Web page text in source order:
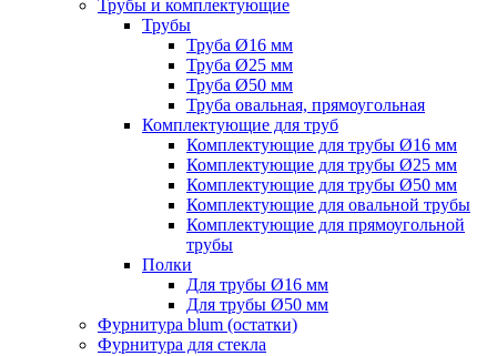
Трубы и комплектующие
Трубы
Труба Ø16 мм
Труба Ø25 мм
Труба Ø50 мм
Труба овальная, прямоугольная
Комплектующие для труб
Комплектующие для трубы Ø16 мм
Комплектующие для трубы Ø25 мм
Комплектующие для трубы Ø50 мм
Комплектующие для овальной трубы
Комплектующие для прямоугольной
трубы
Полки
Для трубы Ø16 мм
Для трубы Ø50 мм
Фурнитура blum (остатки)
Фурнитура для стекла